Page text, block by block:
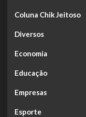
Coluna Chik Jeitoso
Diversos
Economia
Educação
Empresas
Esporte